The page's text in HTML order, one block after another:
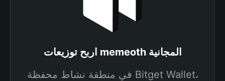
اربح توزيعات memeoth المجانية
في منطقة نشاط محفظة Bitget Wallet،